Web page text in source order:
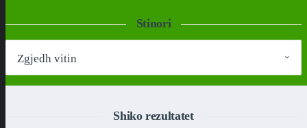
Stinori
Shiko rezultatet